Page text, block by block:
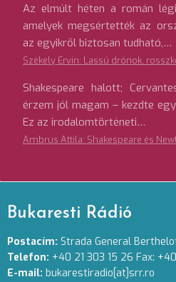
Az elmúlt héten a román
amelyek megsértették az
az egyikről biztosan tudható,…
Székely Ervin: Lassú drónok,
Shakespeare halott;
érzem jól magam – kezdte
Ez az irodalomtörténeti…
Ambrus Attila: Shakespeare és
Bukaresti Rádió
Postacím: Strada General
Telefon: +40 21 303 15 26 Fax:
E-mail: bukarestiradio[at]srr.ro